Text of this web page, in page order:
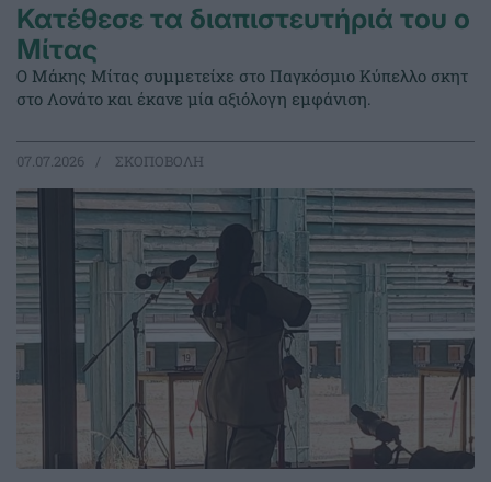
Κατέθεσε τα διαπιστευτήριά του ο
Μίτας
Ο Μάκης Μίτας συμμετείχε στο Παγκόσμιο Κύπελλο σκητ
στο Λονάτο και έκανε μία αξιόλογη εμφάνιση.
07.07.2026 ΣΚΟΠΟΒΟΛΗ